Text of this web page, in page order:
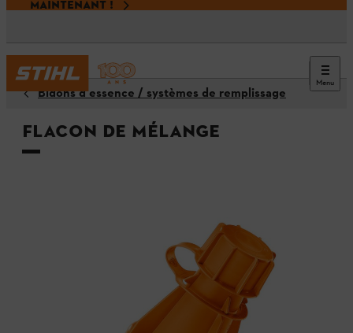
MAINTENANT !
Menu
Bidons d'essence / systèmes de remplissage
Flacon de mélange